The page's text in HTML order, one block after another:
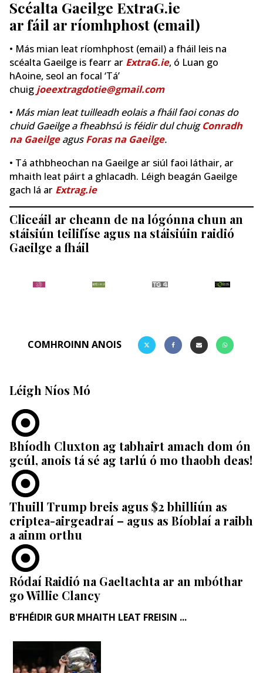
Scéalta Gaeilge ExtraG.ie
ar fáil ar ríomhphost (email)
• Más mian leat ríomhphost (email) a fháil leis na
scéalta Gaeilge is fearr ar ExtraG.ie, ó Luan go
hAoine, seol an focal ‘Tá’
chuig joeextragdotie@gmail.com
• Más mian leat tuilleadh eolais a fháil faoi conas do
chuid Gaeilge a fheabhsú is féidir dul chuigConradh
na GaeilgeagusForas na Gaeilge.
• Tá athbheochan na Gaeilge ar siúl faoi láthair, ar
mhaith leat páirt a ghlacadh. Léigh beagán Gaeilge
gach lá ar Extrag.ie
Cliceáil ar cheann de na lógónna chun an
stáisiún teilifíse agus na stáisiúin raidió
Gaeilge a fháil
COMHROINN ANOIS
Léigh Níos Mó
Bhíodh Cluxton ag tabhairt amach dom ón
gcúl, anois tá sé ag tarlú ó mo thaobh deas!
Thuill Trump breis agus $2 bhilliún as
criptea-airgeadraí – agus as Bíoblaí a raibh
a ainm orthu
Ródaí Raidió na Gaeltachta ar an mbóthar
go Willie Clancy
B'FHÉIDIR GUR MHAITH LEAT FREISIN ...